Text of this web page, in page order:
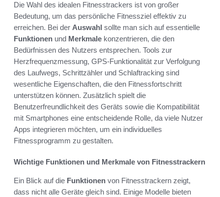
Die Wahl des idealen Fitnesstrackers ist von großer
Bedeutung, um das persönliche Fitnessziel effektiv zu
erreichen. Bei der Auswahl sollte man sich auf essentielle
Funktionen und Merkmale konzentrieren, die den
Bedürfnissen des Nutzers entsprechen. Tools zur
Herzfrequenzmessung, GPS-Funktionalität zur Verfolgung
des Laufwegs, Schrittzähler und Schlaftracking sind
wesentliche Eigenschaften, die den Fitnessfortschritt
unterstützen können. Zusätzlich spielt die
Benutzerfreundlichkeit des Geräts sowie die Kompatibilität
mit Smartphones eine entscheidende Rolle, da viele Nutzer
Apps integrieren möchten, um ein individuelles
Fitnessprogramm zu gestalten.
Wichtige Funktionen und Merkmale von Fitnesstrackern
Ein Blick auf die Funktionen von Fitnesstrackern zeigt,
dass nicht alle Geräte gleich sind. Einige Modelle bieten